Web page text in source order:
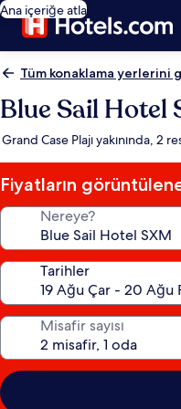
Ana içeriğe atla
Tüm konaklama yerlerini
Blue Sail Hotel
Grand Case Plajı yakınında, 2
Fiyatların
Nereye?
Tarihler
Misafir sayısı